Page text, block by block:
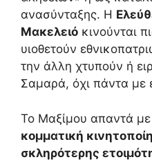
ανασύνταξης. Η
Μακελειό κινούνται
υιοθετούν
την άλλη χτυπούν ή
Σαμαρά, όχι πάντα με
Το Μαξίμου απαντά με
κομματική
σκληρότερης